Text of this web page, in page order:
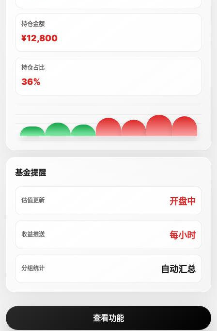
持仓金额
¥12,800
持仓占比
36%
基金提醒
估值更新 开盘中
收益推送 每小时
分组统计 自动汇总
查看功能